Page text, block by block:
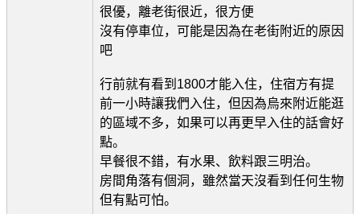
很優，離老街很近，很方便
沒有停車位，可能是因為在老街附近的原因
吧
行前就有看到1800才能入住，住宿方有提
前一小時讓我們入住，但因為烏來附近能逛
的區域不多，如果可以再更早入住的話會好
點。
早餐很不錯，有水果、飲料跟三明治。
房間角落有個洞，雖然當天沒看到任何生物
但有點可怕。